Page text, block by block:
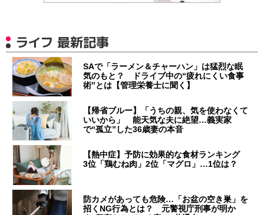
ライフ 最新記事
SAで「ラーメン＆チャーハン」は猛烈な眠
気のもと？ ドライブ中の“疲れにくい食事
術”とは【管理栄養士に聞く】
【帰省ブルー】「うちの親、気を使わなくて
いいから」 能天気な夫に絶望…義実家
で“孤立”した36歳妻の本音
【熱中症】予防に効果的な食材ランキング
3位「鶏むね肉」2位「マグロ」…1位は？
防カメがあっても危険…「お盆の空き巣」を
招くNG行為とは？ 元警視庁刑事が明か